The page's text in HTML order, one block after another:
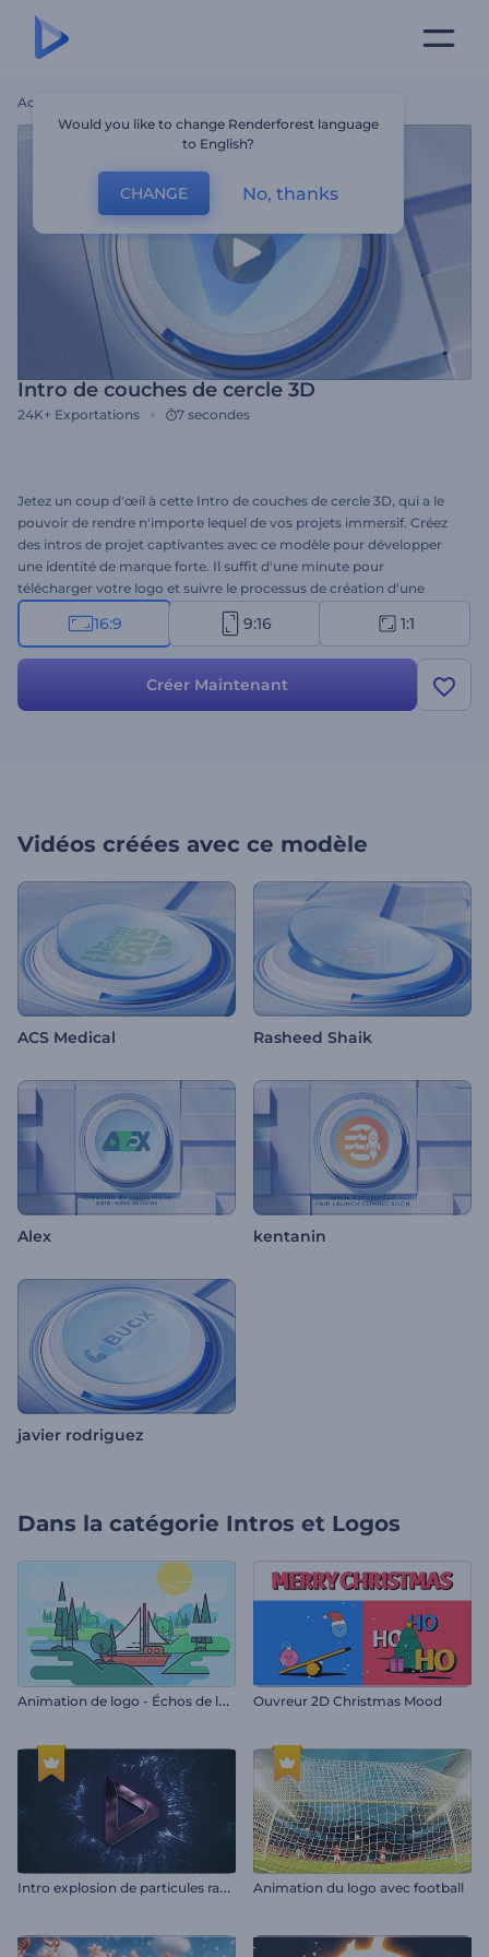
Accueil
Intro de couches de cercle 3D
24K+ Exportations 7 secondes
Jetez un coup d'œil à cette Intro de couches de cercle 3D, qui a le
pouvoir de rendre n'importe lequel de vos projets immersif. Créez
des intros de projet captivantes avec ce modèle pour développer
une identité de marque forte. Il suffit d'une minute pour
télécharger votre logo et suivre le processus de création d'une
animation de logo professionnelle. Parfaitement adapté aux vidéos
d'entreprise, aux introductions d'entreprise, aux présentations, aux
N'hésitez pas à faire une introduction remarquée à vos projets.
16:9 9:16 1:1
Créer Maintenant
Vidéos créées avec ce modèle
ACS Medical Rasheed Shaik
Alex kentanin
javier rodriguez
Dans la catégorie Intros et Logos
A
nimation de logo - Échos de la nature Ouvreur 2D Christmas Mood
I
ntro explosion de particules rayonnantes Animation du logo avec football
Would you like to change Renderforest language
to English?
CHANGE No, thanks